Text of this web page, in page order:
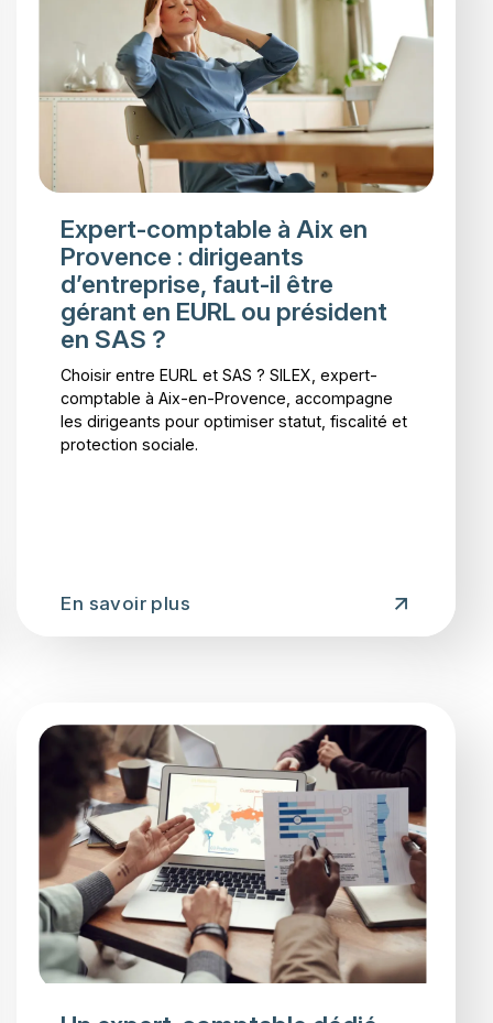
Expert-comptable à Aix en
Provence : dirigeants
d’entreprise, faut-il être
gérant en EURL ou président
en SAS ?
Choisir entre EURL et SAS ? SILEX, expert-
comptable à Aix-en-Provence, accompagne
les dirigeants pour optimiser statut, fiscalité et
protection sociale.
En savoir plus